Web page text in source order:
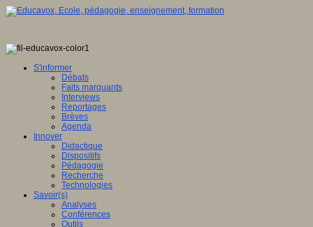
S'informer
Débats
Faits marquants
Interviews
Reportages
Brèves
Agenda
Innover
Didactique
Dispositifs
Pédagogie
Recherche
Technologies
Savoir(s)
Analyses
Conférences
Outils